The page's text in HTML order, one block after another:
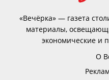
«Вечёрка» — газета
материалы,
экономические и
О